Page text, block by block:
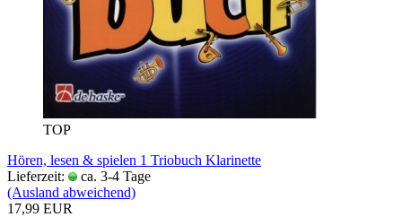
TOP
Hören, lesen & spielen 1 Triobuch Klarinette
Lieferzeit:
ca. 3-4 Tage
(Ausland abweichend)
17,99 EUR